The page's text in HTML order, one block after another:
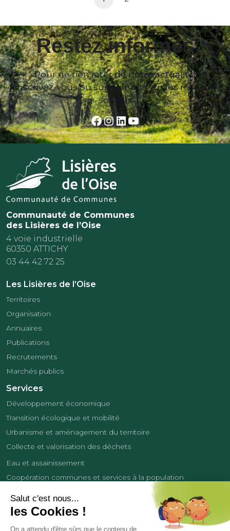
Restez informés
Pour ne rien rater de notre actualité,
inscrivez-vous ou suivez-nous sur les réseaux
sociaux
Facebook
Instagram
LinkedIn
YouTube
Communauté de Communes
des Lisières de l’Oise
4 voie industrielle
60350 ATTICHY
03 44 42 72 25
Les Lisières de l’Oise
Territoires
Organisation
Annuaires
Publications
Recrutements
Marchés publics
Services
Développement économique
Transition écologique et mobilité
Urbanisme et aménagement du territoire
Collecte et valorisation des déchets
Eau et assainissement
Coopération communes et services à la population
Développement économique